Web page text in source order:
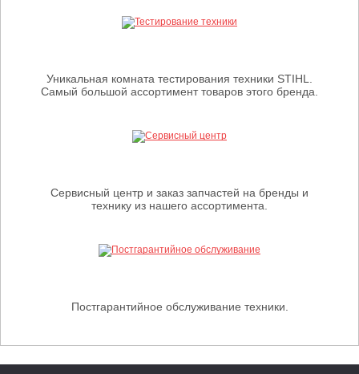
Уникальная комната тестирования техники STIHL.
Самый большой ассортимент товаров этого бренда.
Сервисный центр и заказ запчастей на бренды и
технику из нашего ассортимента.
Постгарантийное обслуживание техники.